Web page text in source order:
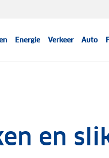
Energie Verkeer Auto
en